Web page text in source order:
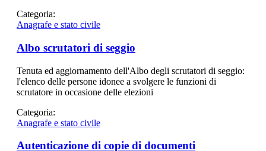
Categoria:
Anagrafe e stato civile
Albo scrutatori di seggio
Tenuta ed aggiornamento dell'Albo degli scrutatori di seggio:
l'elenco delle persone idonee a svolgere le funzioni di
scrutatore in occasione delle elezioni
Categoria:
Anagrafe e stato civile
Autenticazione di copie di documenti